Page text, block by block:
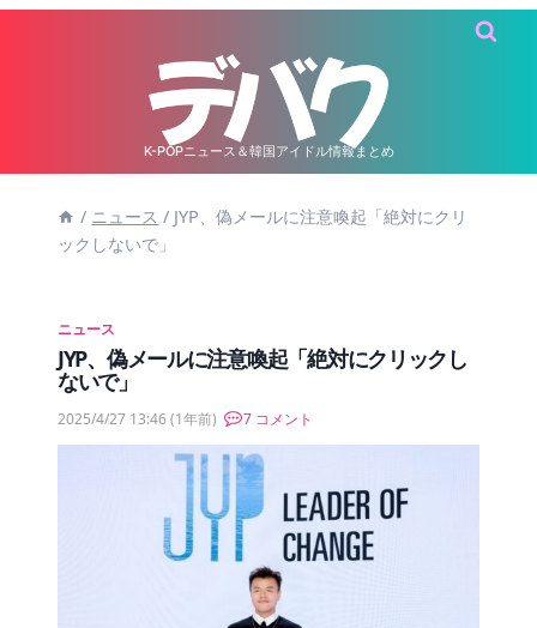
K-POPニュース＆韓国アイドル情報まとめ
/ ニュース / JYP、偽メールに注意喚起「絶対にクリ
ックしないで」
ニュース
JYP、偽メールに注意喚起「絶対にクリックし
ないで」
2025/4/27 13:46(1年前) 7 コメント